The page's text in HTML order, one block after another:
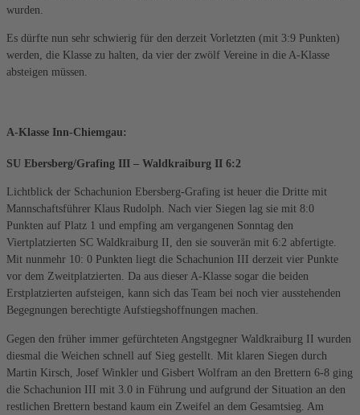
wurden.
Es dürfte nun sehr schwierig für den derzeit Vorletzten (mit 3:9 Punkten)
werden, die Klasse zu halten, da vier der zwölf Vereine in die A-Klasse
absteigen müssen.
A-Klasse Inn-Chiemgau:
SU Ebersberg/Grafing III – Waldkraiburg II 6:2
Lichtblick der Schachunion Ebersberg-Grafing ist heuer die Dritte mit
Mannschaftsführer Klaus Rudolph. Nach vier Siegen lag sie mit 8:0
Punkten auf Platz 1 und empfing am vergangenen Sonntag den
Viertplatzierten SC Waldkraiburg II, den sie souverän mit 6:2 abfertigte.
Mit nunmehr 10: 0 Punkten liegt die Schachunion III derzeit vier Punkte
vor dem Zweitplatzierten. Da aus dieser A-Klasse sogar die beiden
Erstplatzierten aufsteigen, kann sich das Team bei noch vier ausstehenden
Begegnungen berechtigte Aufstiegshoffnungen machen.
Gegen den früher immer gefürchteten Angstgegner Waldkraiburg II wurden
diesmal die Weichen schnell auf Sieg gestellt. Mit klaren Siegen durch
Martin Kirsch, Josef Winkler und Gisbert Wolfram an den Brettern 6-8 ging
die Schachunion III mit 3.0 in Führung und aufgrund der Situation an den
restlichen Brettern bestand kaum ein Zweifel an dem Gesamtsieg. Am